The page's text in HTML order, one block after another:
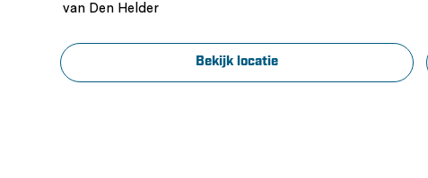
van Den Helder
Bekijk locatie